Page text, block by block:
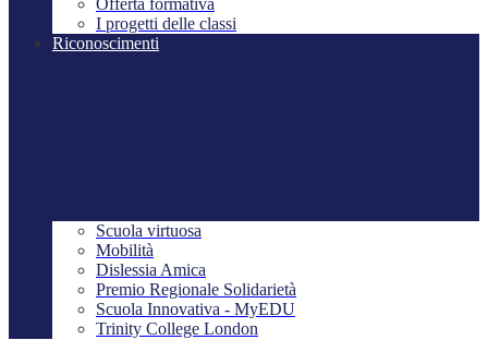
Offerta formativa
I progetti delle classi
Riconoscimenti
Scuola virtuosa
Mobilità
Dislessia Amica
Premio Regionale Solidarietà
Scuola Innovativa - MyEDU
Trinity College London